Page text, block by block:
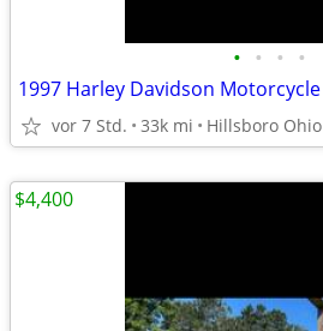
• • • •
1997 Harley Davidson Motorcycle
vor 7 Std. 33k mi Hillsboro Ohio
$4,400